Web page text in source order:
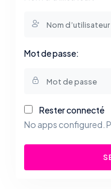
Mot de passe:
Rester connecté
No apps configured.